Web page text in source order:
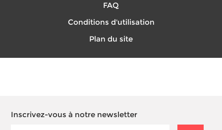
FAQ
Conditions d'utilisation
Plan du site
Inscrivez-vous à notre newsletter